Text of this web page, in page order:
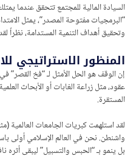
السيادة المالية للمجتمع تتحقق عندما
“البرمجيات مفتوحة المصدر”، يمثل
وتحقيق أهداف التنمية المستدامة، نظراً
المنظور الاستراتيجي
إن الوقف هو الحل الأمثل لـ “فخ القصر”
عقود، مثل زراعة الغابات أو الأبحاث
المستقرة.
واشنطن. نحن في العالم الإسلامي أولى
بل ينمو بـ “الحبس والتسبيل” ليبقى أثره